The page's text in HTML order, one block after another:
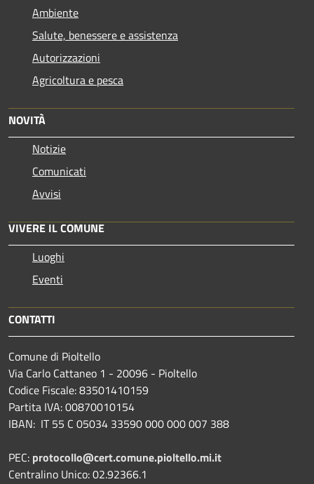
Ambiente
Salute, benessere e assistenza
Autorizzazioni
Agricoltura e pesca
NOVITÀ
Notizie
Comunicati
Avvisi
VIVERE IL COMUNE
Luoghi
Eventi
CONTATTI
Comune di Pioltello
Via Carlo Cattaneo 1 - 20096 - Pioltello
Codice Fiscale: 83501410159
Partita IVA: 00870010154
IBAN: IT 55 C 05034 33590 000 000 007 388
PEC: protocollo@cert.comune.pioltello.mi.it
Centralino Unico: 02.92366.1